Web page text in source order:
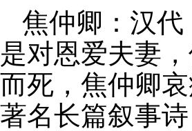
焦仲卿：汉
是对恩爱夫妻
而死，焦仲卿
著名长篇叙事